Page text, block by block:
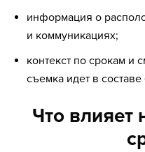
информация о
и коммуникациях;
контекст по срокам и
съемка идет в
Что влияет